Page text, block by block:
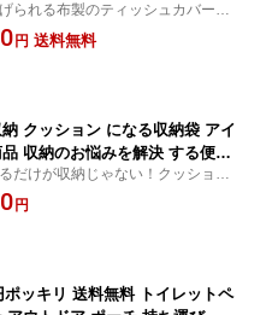
られる 箱あり 箱なし 対応 カ
掛け 吊り下げ 布製 サンベルム
られる布製のティッシュカバー。
箱なしティッシュに対応していま
限り特別2個セットです
円 送料無料
クッション になる収納袋 アイ
収納のお悩みを解決 する便利
かけ布団 こたつ布団 冬用衣類を
だけで クッションとして使え
だけが収納じゃない！クッション
効利用すれば新たな収納スペース
一石二鳥 布団を捨てるのに困って
円
ポッキリ 送料無料 トイレットペ